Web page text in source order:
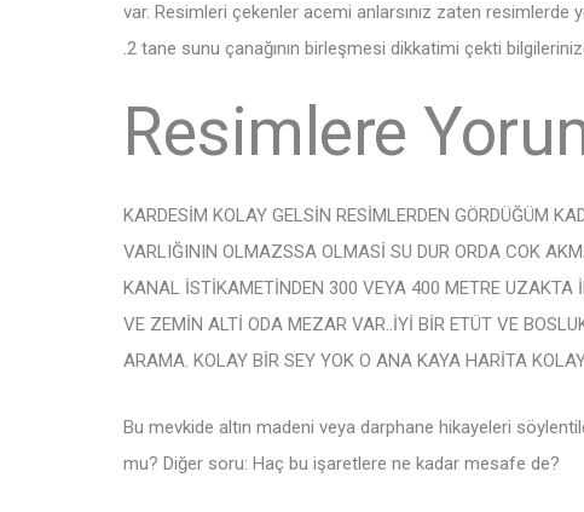
var. Resimleri çekenler acemi anlarsınız zaten
.2 tane sunu çanağının birleşmesi dikkatimi çekti
Resimlere
KARDESİM KOLAY GELSİN RESİMLERDEN GÖRDÜĞÜM
VARLIĞININ OLMAZSSA OLMASİ SU DUR ORDA COK
KANAL İSTİKAMETİNDEN 300 VEYA 400 METRE UZAKTA
VE ZEMİN ALTİ ODA MEZAR VAR..İYİ BİR ETÜT VE
ARAMA. KOLAY BİR SEY YOK O ANA KAYA HARİTA
Bu mevkide altın madeni veya darphane hikayeleri
mu? Diğer soru: Haç bu işaretlere ne kadar mesafe de?